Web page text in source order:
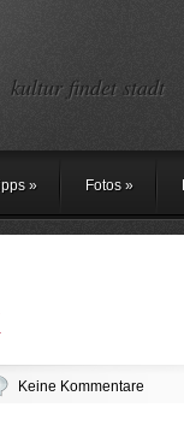
kultur findet stadt
» Fotos»
Keine Kommentare